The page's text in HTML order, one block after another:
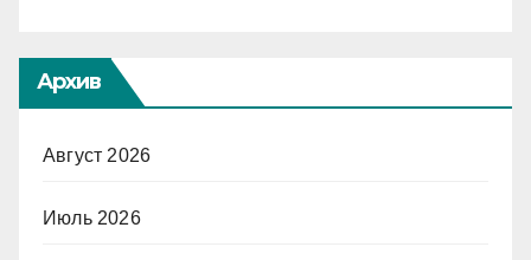
Архив
Август 2026
Июль 2026